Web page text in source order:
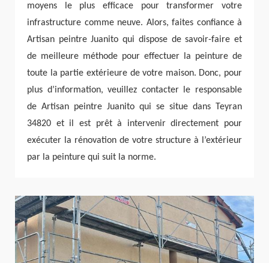
moyens le plus efficace pour transformer votre
infrastructure comme neuve. Alors, faites confiance à
Artisan peintre Juanito qui dispose de savoir-faire et
de meilleure méthode pour effectuer la peinture de
toute la partie extérieure de votre maison. Donc, pour
plus d’information, veuillez contacter le responsable
de Artisan peintre Juanito qui se situe dans Teyran
34820 et il est prêt à intervenir directement pour
exécuter la rénovation de votre structure à l’extérieur
par la peinture qui suit la norme.